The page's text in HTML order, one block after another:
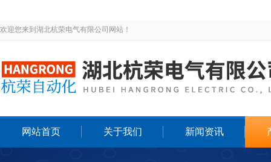
欢迎您来到湖北杭荣电气有限公司网站！
网站首页 关于我们 新闻资讯